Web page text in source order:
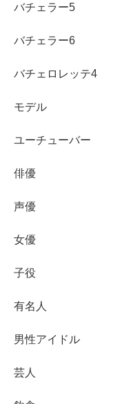
バチェラー5
バチェラー6
バチェロレッテ4
モデル
ユーチューバー
俳優
声優
女優
子役
有名人
男性アイドル
芸人